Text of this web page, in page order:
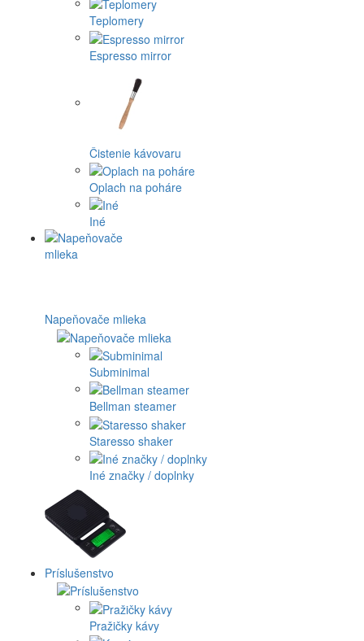
Teplomery
Espresso mirror
Čistenie kávovaru
Oplach na poháre
Iné
Napeňovače mlieka
Subminimal
Bellman steamer
Staresso shaker
Iné značky / doplnky
Príslušenstvo
Pražičky kávy